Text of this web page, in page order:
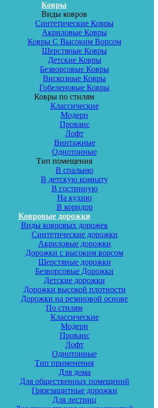
Ковры
Виды ковров
Синтетические Ковры
Акриловые Ковры
Ковры С Высоким Ворсом
Шерстяные Ковры
Детские Ковры
Безворсовые Ковры
Вискозные Ковры
Гобеленовые Ковры
Ковры по стилям
Классические
Модерн
Прованс
Лофт
Винтажные
Однотонные
Тип помещения
В спальню
В детскую комнату
В гостинную
На кухню
В коридор
Ковровые дорожки
Виды ковровых дорожек
Синтетические дорожки
Акриловые дорожки
Дорожки с высоким ворсом
Шерстяные дорожки
Безворсовые Дорожки
Детские дорожки
Дорожки высокой плотности
Дорожки на резиновой основе
По стилям
Классические
Модерн
Прованс
Лофт
Однотонные
Тип применения
Для дома
Для общественных помещений
Грязезащитные дорожки
Для лестниц